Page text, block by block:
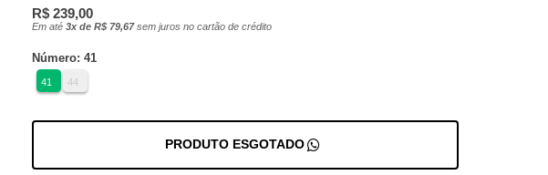
R$ 239,00
Em até 3x de R$ 79,67sem juros no cartão de crédito
Número: 41
41 44
PRODUTO ESGOTADO